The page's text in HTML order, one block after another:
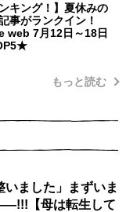
ンキング！】夏休みの
事がランクイン！
web 7月12日～18日
もっと読む
いました」まずいま
【母は転生して